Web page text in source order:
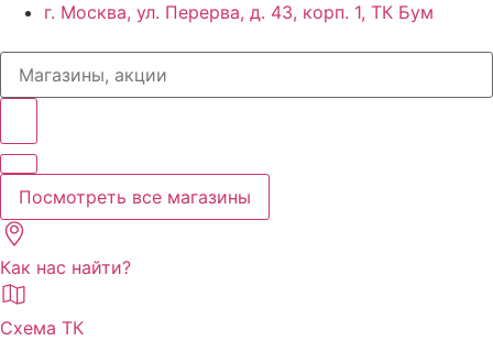
г. Москва, ул. Перерва, д. 43, корп. 1, ТК Бум
Search
Посмотреть все магазины
Как нас найти?
Схема ТК